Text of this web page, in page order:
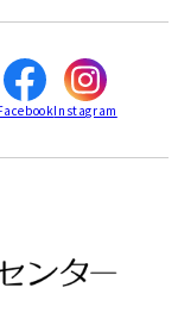
Instagram